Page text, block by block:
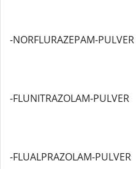
-NORFLURAZEPAM-PULVER
-FLUNITRAZOLAM-PULVER
-FLUALPRAZOLAM-PULVER